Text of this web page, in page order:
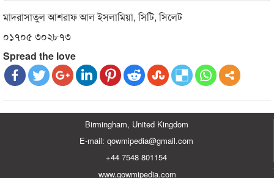
মাদরাসাতুল আশরাফ আল ইসলামিয়া, সিটি, সিলেট
০১৭০৫ ৩০২৮৭৩
Spread the love
Birmingham, United Kingdom
E-mail: qowmipedia@gmail.com
+44 7548 801154
www.qowmipedia.com